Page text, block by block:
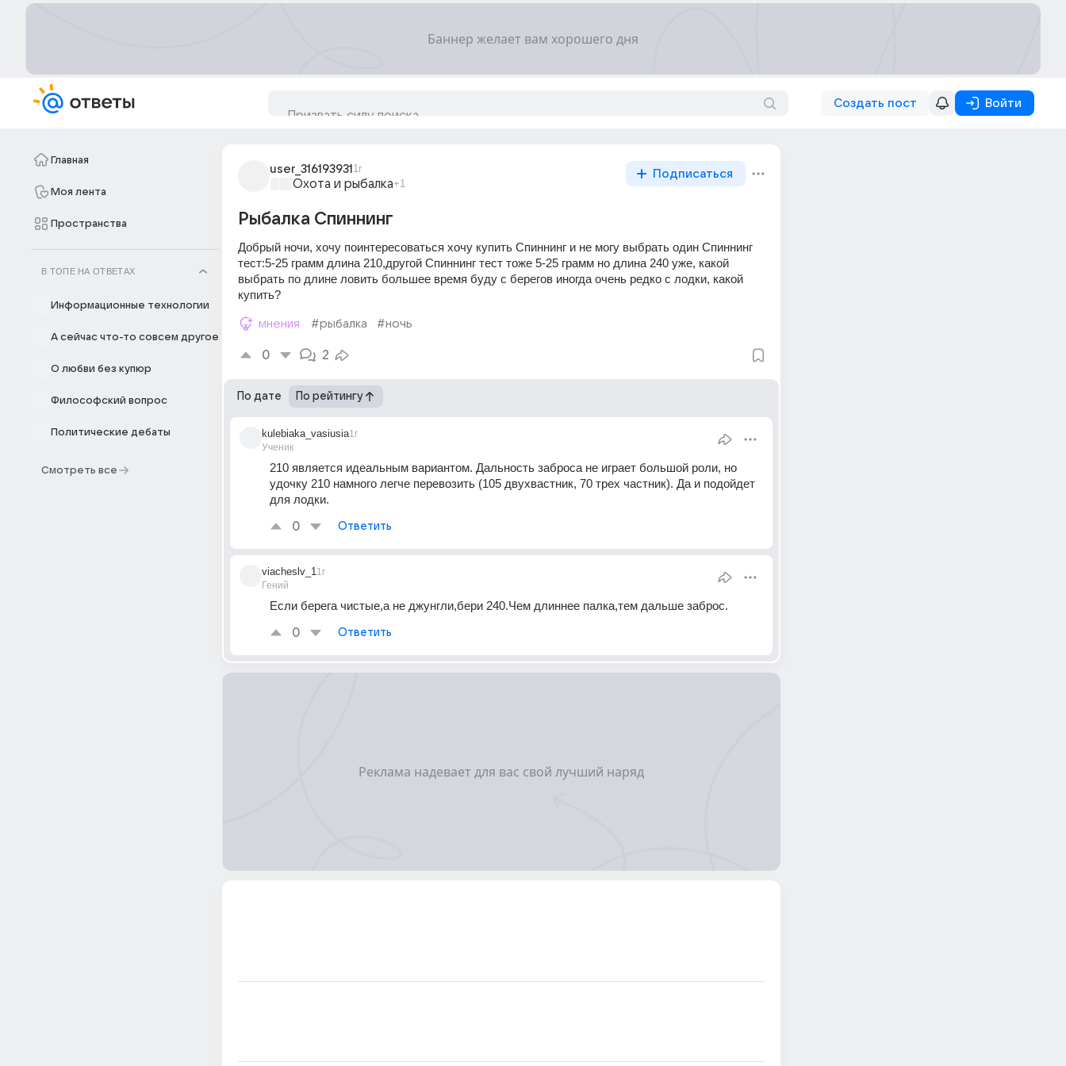
Создать пост Войти
Главная
Моя лента
Пространства
В ТОПЕ НА ОТВЕТАХ
Информационные технологии
А сейчас что-то совсем другое
О любви без купюр
Философский вопрос
Политические дебаты
Смотреть все
user_316193931 1г
Охота и рыбалка+1
Подписаться
Рыбалка Спиннинг
Добрый ночи, хочу поинтересоваться хочу купить Спиннинг и не могу выбрать один Спиннинг
тест:5-25 грамм длина 210,другой Спиннинг тест тоже 5-25 грамм но длина 240 уже, какой
выбрать по длине ловить большее время буду с берегов иногда очень редко с лодки, какой
купить?
мнения #рыбалка #ночь
0 2
По дате По рейтингу
kulebiaka_vasiusia
Ученик
1г
210 является идеальным вариантом. Дальность заброса не играет большой роли, но
удочку 210 намного легче перевозить (105 двухвастник, 70 трех частник). Да и подойдет
для лодки.
0 Ответить
viacheslv_1
Гений
1г
Если берега чистые,а не джунгли,бери 240.Чем длиннее палка,тем дальше заброс.
0 Ответить